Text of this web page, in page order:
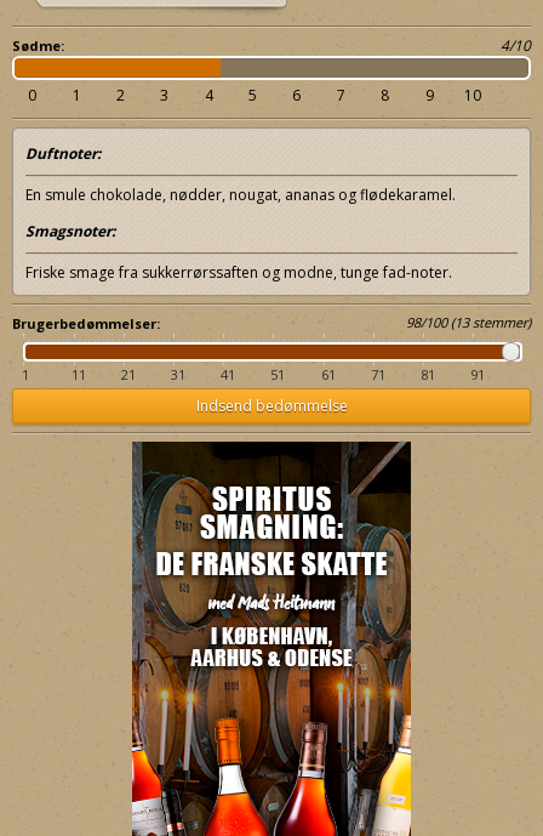
Sødme: 4/10
0 1 2 3 4 5 6 7 8 9 10
Duftnoter:
En smule chokolade, nødder, nougat, ananas og flødekaramel.
Smagsnoter:
Friske smage fra sukkerrørssaften og modne, tunge fad-noter.
Brugerbedømmelser: 98/100(13stemmer)
1 11 21 31 41 51 61 71 81 91
Indsend bedømmelse